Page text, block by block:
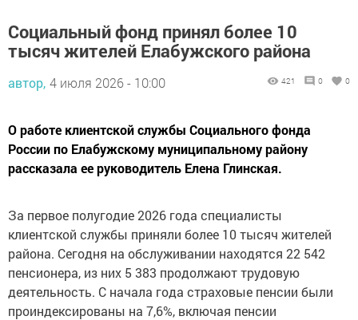
Социальный фонд принял более 10
тысяч жителей Елабужского района
автор, 4 июля 2026 - 10:00 421 0 0
О работе клиентской службы Социального фонда
России по Елабужскому муниципальному району
рассказала ее руководитель Елена Глинская.
За первое полугодие 2026 года специалисты
клиентской службы приняли более 10 тысяч жителей
района. Сегодня на обслуживании находятся 22 542
пенсионера, из них 5 383 продолжают трудовую
деятельность. С начала года страховые пенсии были
проиндексированы на 7,6%, включая пенсии